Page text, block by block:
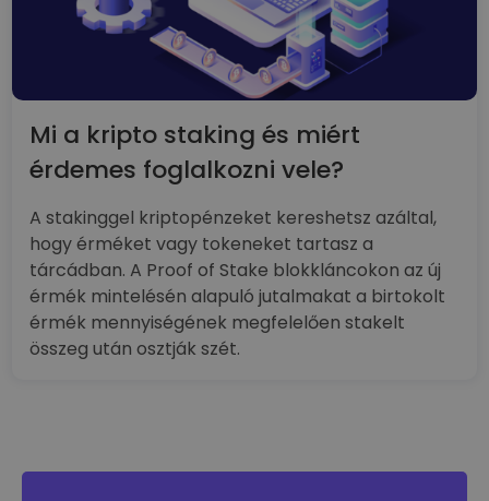
Mi a kripto staking és miért
érdemes foglalkozni vele?
A stakinggel kriptopénzeket kereshetsz azáltal,
hogy érméket vagy tokeneket tartasz a
tárcádban. A Proof of Stake blokkláncokon az új
érmék mintelésén alapuló jutalmakat a birtokolt
érmék mennyiségének megfelelően stakelt
összeg után osztják szét.